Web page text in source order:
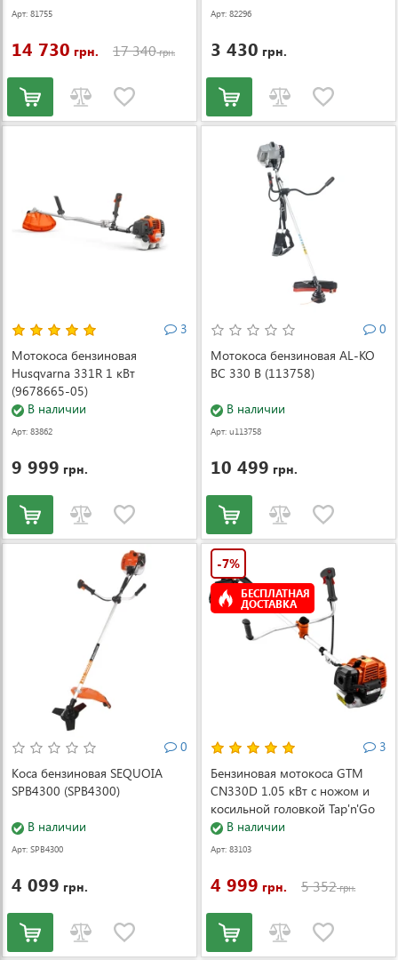
Арт: 81755
14 730 грн. 17 340грн.
Арт: 82296
3 430 грн.
3
Мотокоса бензиновая
Husqvarna 331R 1 кВт
(9678665-05)
В наличии
Арт: 83862
9 999 грн.
0
Мотокоса бензиновая AL-KO
BC 330 B (113758)
В наличии
Арт: u113758
10 499 грн.
0
Коса бензиновая SEQUOIA
SPB4300 (SPB4300)
В наличии
Арт: SPB4300
4 099 грн.
-7%
БЕСПЛАТНАЯ
ДОСТАВКА
3
Бензиновая мотокоса GTM
CN330D 1.05 кВт с ножом и
косильной головкой Tap'n'Go
В наличии
Арт: 83103
4 999 грн. 5 352грн.